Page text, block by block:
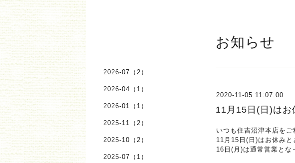
お知らせ
2020-11-05 11:07:00
11月15日(日)はお
いつも住吉沼津本店をご
11月15日(日)はお休みと
16日(月)は通常営業とな
2026-07（2）
2026-04（1）
2026-01（1）
2025-11（2）
2025-10（2）
2025-07（1）